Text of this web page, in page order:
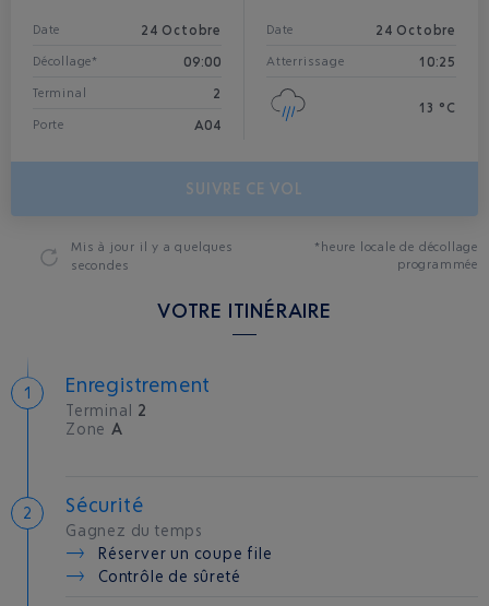
Date 24 Octobre
Décollage* 09:00
Terminal 2
Porte A04
Date 24 Octobre
Atterrissage 10:25
13 °C
SUIVRE CE VOL
Mis à jour il y a quelques
secondes
*heure locale de décollage
programmée
VOTRE ITINÉRAIRE
Enregistrement
Terminal 2
Zone A
Sécurité
Gagnez du temps
Réserver un coupe file
Contrôle de sûreté